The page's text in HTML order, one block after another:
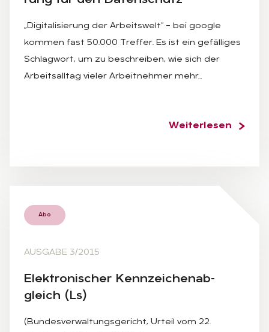
„Digitalisierung der Arbeitswelt“ – bei google
kommen fast 50.000 Treffer. Es ist ein gefälliges
Schlagwort, um zu beschreiben, wie sich der
Arbeitsalltag vieler Arbeitnehmer mehr…
Weiterlesen
Abo
AUSGABE 3/2015
Elek­tro­ni­scher Kenn­zei­chen­ab­
gleich (Ls)
(Bundesverwaltungsgericht, Urteil vom 22.